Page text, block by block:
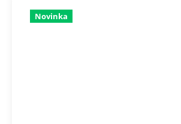
Novinka